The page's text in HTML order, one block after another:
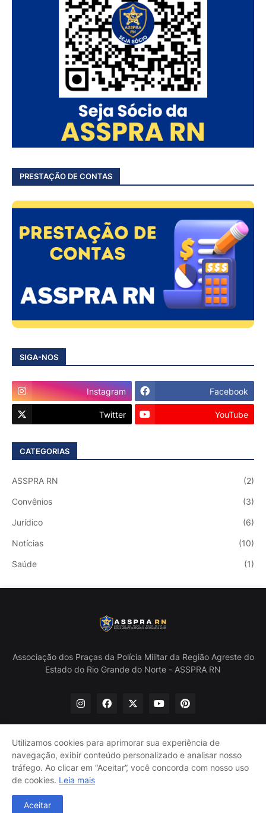
PRESTAÇÃO DE CONTAS
SIGA-NOS
Instagram Facebook
Twitter YouTube
CATEGORIAS
ASSPRA RN (2)
Convênios (3)
Jurídico (6)
Notícias (10)
Saúde (1)
Associação dos Praças da Polícia Militar da Região Agreste do
Estado do Rio Grande do Norte - ASSPRA RN
@ASSPRA RN Todos os direitos reservados. Design por
Início Quem Somos
Política de Privacidade
Contate-nos
Utilizamos cookies para aprimorar sua experiência de
navegação, exibir conteúdo personalizado e analisar nosso
tráfego. Ao clicar em “Aceitar”, você concorda com nosso uso
de cookies. Leia mais
Aceitar